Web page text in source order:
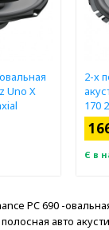
Uno X
2-х
170
Є в
PC 690 -
полосная авто